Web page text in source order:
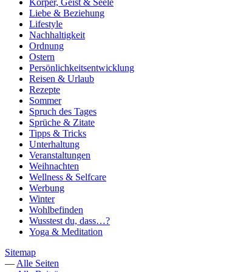
Körper, Geist & Seele
Liebe & Beziehung
Lifestyle
Nachhaltigkeit
Ordnung
Ostern
Persönlichkeitsentwicklung
Reisen & Urlaub
Rezepte
Sommer
Spruch des Tages
Sprüche & Zitate
Tipps & Tricks
Unterhaltung
Veranstaltungen
Weihnachten
Wellness & Selfcare
Werbung
Winter
Wohlbefinden
Wusstest du, dass…?
Yoga & Meditation
Sitemap
— Alle Seiten